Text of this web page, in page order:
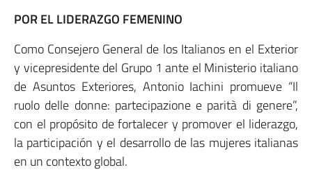
POR EL LIDERAZGO FEMENINO
Como Consejero General de los Italianos en el Exterior
y vicepresidente del Grupo 1 ante el Ministerio italiano
de Asuntos Exteriores, Antonio Iachini promueve “Il
ruolo delle donne: partecipazione e parità di genere”,
con el propósito de fortalecer y promover el liderazgo,
la participación y el desarrollo de las mujeres italianas
en un contexto global.